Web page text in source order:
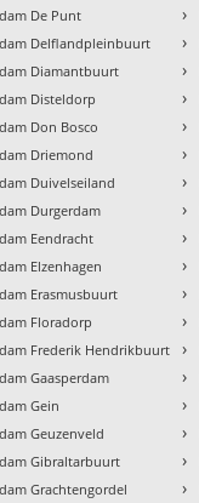
De Punt
Delflandpleinbuurt
Diamantbuurt
Disteldorp
Don Bosco
Driemond
Duivelseiland
Durgerdam
Eendracht
Elzenhagen
Erasmusbuurt
Floradorp
Frederik Hendrikbuurt
Gaasperdam
Gein
Geuzenveld
Gibraltarbuurt
Grachtengordel
›
›
›
›
›
›
›
›
›
›
›
›
›
›
›
›
›
›